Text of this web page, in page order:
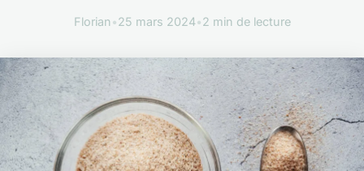
Florian•25 mars 2024•2 min de lecture